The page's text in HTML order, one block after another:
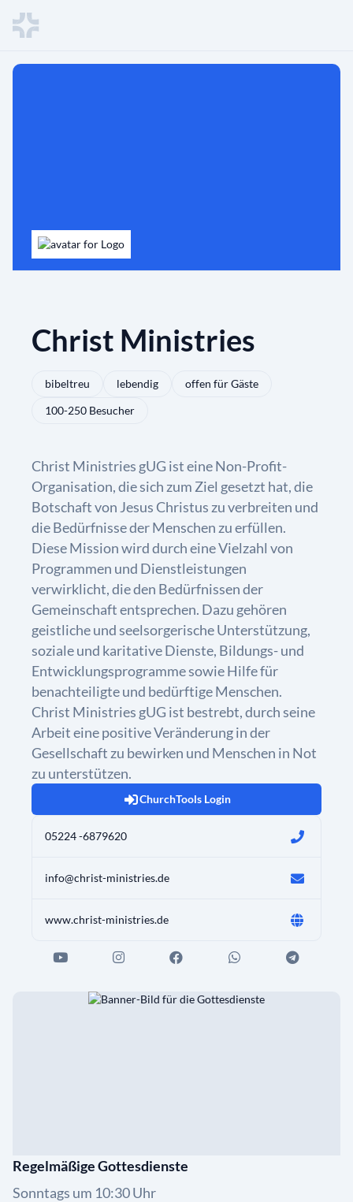
Christ Ministries
bibeltreu lebendig
offen für Gäste
100-250 Besucher
Christ Ministries gUG ist eine Non-Profit-
Organisation, die sich zum Ziel gesetzt hat, die
Botschaft von Jesus Christus zu verbreiten und
die Bedürfnisse der Menschen zu erfüllen.
Diese Mission wird durch eine Vielzahl von
Programmen und Dienstleistungen
verwirklicht, die den Bedürfnissen der
Gemeinschaft entsprechen. Dazu gehören
geistliche und seelsorgerische Unterstützung,
soziale und karitative Dienste, Bildungs- und
Entwicklungsprogramme sowie Hilfe für
benachteiligte und bedürftige Menschen.
Christ Ministries gUG ist bestrebt, durch seine
Arbeit eine positive Veränderung in der
Gesellschaft zu bewirken und Menschen in Not
zu unterstützen.
ChurchTools Login
05224 -6879620
info@christ-ministries.de
www.christ-ministries.de
Regelmäßige Gottesdienste
Sonntags um 10:30 Uhr